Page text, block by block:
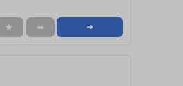
★ ➦ ➜